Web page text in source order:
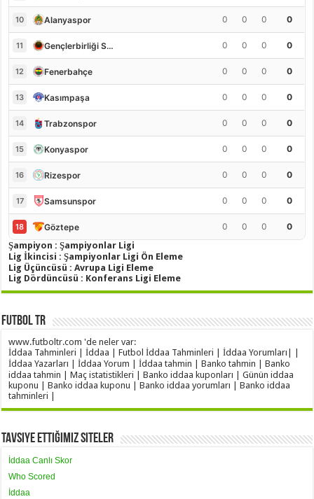
10 Alanyaspor 0 0 0 0
11 Gençlerbirliği S.K. 0 0 0 0
12 Fenerbahçe 0 0 0 0
13 Kasımpaşa 0 0 0 0
14 Trabzonspor 0 0 0 0
15 Konyaspor 0 0 0 0
16 Rizespor 0 0 0 0
17 Samsunspor 0 0 0 0
18 Göztepe 0 0 0
0
Şampiyon : Şampiyonlar Ligi
Lig İkincisi : Şampiyonlar Ligi Ön Eleme
Lig Üçüncüsü : Avrupa Ligi Eleme
Lig Dördüncüsü : Konferans Ligi Eleme
Futbol TR
www.futboltr.com 'de neler var:
İddaa Tahminleri | İddaa | Futbol İddaa Tahminleri | İddaa Yorumları| |
İddaa Yazarları | İddaa Yorum | İddaa tahmin | Banko tahmin | Banko
iddaa tahmin | Maç istatistikleri | Banko iddaa kuponları | Günün iddaa
kuponu | Banko iddaa kuponu | Banko iddaa yorumları | Banko iddaa
tahminleri |
Tavsiye Ettiğimiz Siteler
İddaa Canlı Skor
Who Scored
İddaa